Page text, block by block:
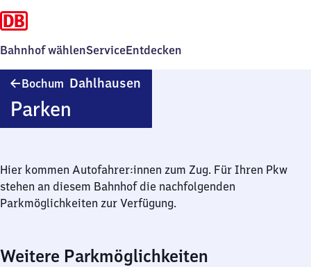
Bahnhof wählenServiceEntdecken
Bochum Dahlhausen
Parken
Hier kommen Autofahrer:innen zum Zug. Für Ihren Pkw
stehen an diesem Bahnhof die nachfolgenden
Parkmöglichkeiten zur Verfügung.
Weitere Parkmöglichkeiten